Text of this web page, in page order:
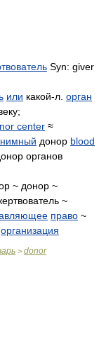
Syn: giver
или какой-л. орган
center ≈
донор blood
органов
~ донор ~
~
право ~
организация
> donor